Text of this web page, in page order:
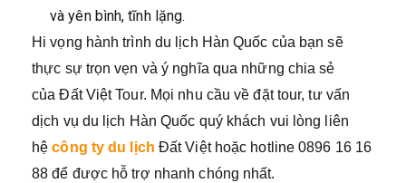
và yên bình, tĩnh lặng.
Hi vọng hành trình du lịch Hàn Quốc của bạn sẽ
thực sự trọn vẹn và ý nghĩa qua những chia sẻ
của Đất Việt Tour. Mọi nhu cầu về đặt tour, tư vấn
dịch vụ du lịch Hàn Quốc quý khách vui lòng liên
hệcông ty du lịch Đất Việt hoặc hotline 0896 16 16
88 để được hỗ trợ nhanh chóng nhất.